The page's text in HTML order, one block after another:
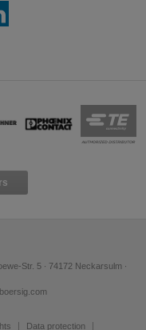
Sprache als die derzeit
právě používaný jazyk. Tato
přepnout na anglickou
language than the
Str. 5 ∙ 74172 Neckarsulm ∙
Data protection